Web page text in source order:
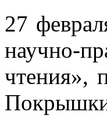
27
научно-
чтения»,